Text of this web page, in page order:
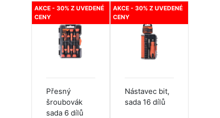
AKCE - 30% Z UVEDENÉ
CENY
Přesný
šroubovák
sada 6 dílů
AKCE - 30% Z UVEDENÉ
CENY
Nástavec bit,
sada 16 dílů